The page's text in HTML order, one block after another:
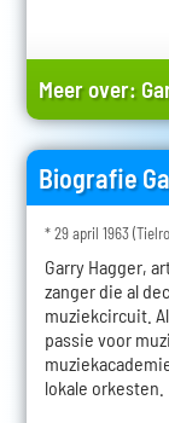
Meer over:
Biografie
* 29 april 1963
Garry Hagger,
zanger die al
muziekcircuit.
passie voor
lokale orkesten.